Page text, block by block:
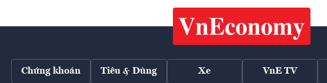
Chứng khoán Tiêu & Dùng Xe VnE TV